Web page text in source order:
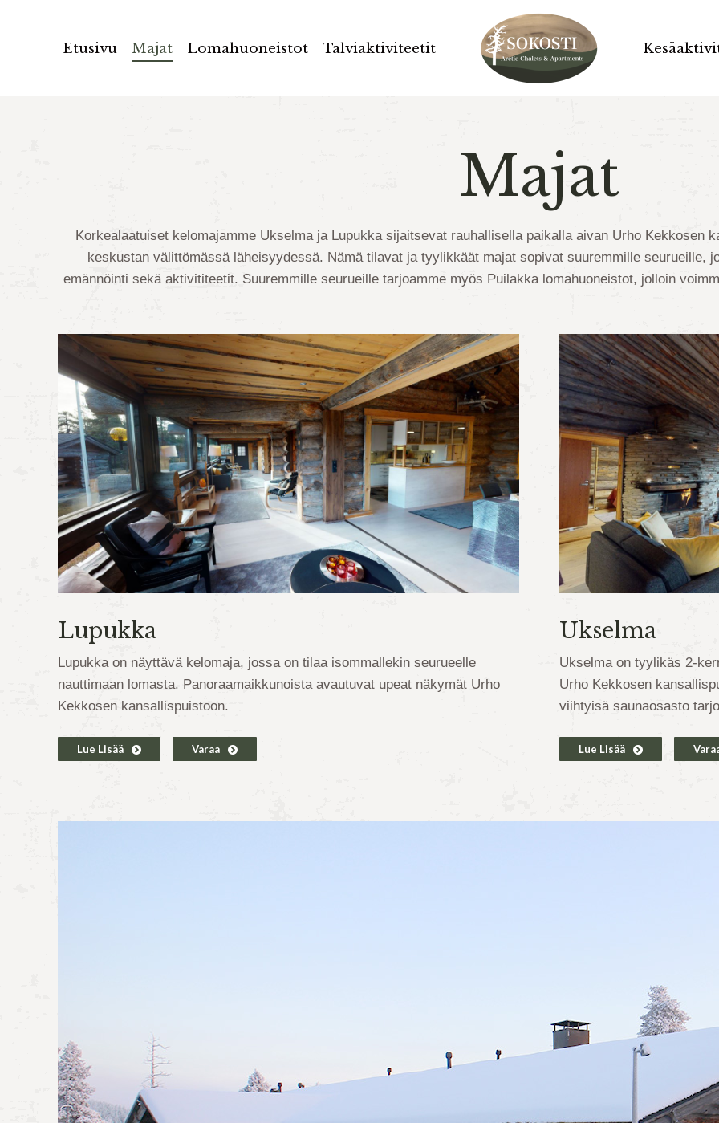
Etusivu Majat Lomahuoneistot Talviaktiviteetit
Majat
Korkealaatuiset kelomajamme Ukselma ja Lupukka sijaitsevat rauhallisella paikalla aivan Urho Kekkosen
keskustan välittömässä läheisyydessä. Nämä tilavat ja tyylikkäät majat sopivat suuremmille seurueille,
emännöinti sekä aktivititeetit. Suuremmille seurueille tarjoamme myös Puilakka lomahuoneistot, jolloin
Lupukka
Lupukka on näyttävä kelomaja, jossa on tilaa isommallekin seurueelle
nauttimaan lomasta. Panoraamaikkunoista avautuvat upeat näkymät Urho
Kekkosen kansallispuistoon.
Lue Lisää Varaa
Ukselma
Ukselma on tyylikäs 2-
Urho Kekkosen
viihtyisä saunaosasto
Lue Lisää
Etusivu Majat Lomahuoneistot Talviaktiviteetit